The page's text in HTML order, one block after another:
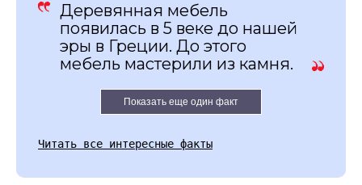
Деревянная мебель
появилась в 5 веке до нашей
эры в Греции. До этого
мебель мастерили из камня.
Показать еще один факт
Читать все интересные факты